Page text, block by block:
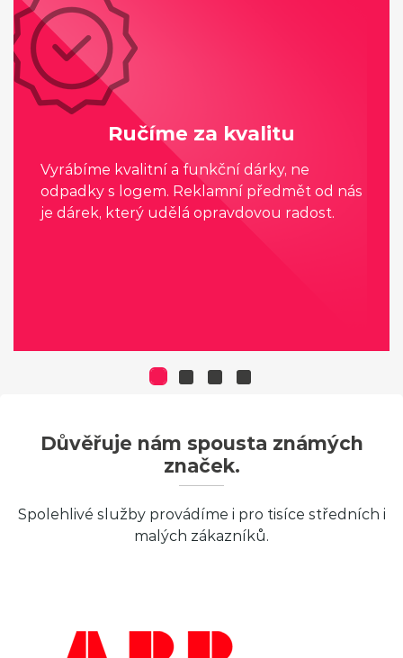
Ručíme za kvalitu
Vyrábíme kvalitní a funkční dárky, ne
odpadky s logem. Reklamní předmět od nás
je dárek, který udělá opravdovou radost.
Důvěřuje nám spousta známých
značek.
Spolehlivé služby provádíme i pro tisíce středních i
malých zákazníků.